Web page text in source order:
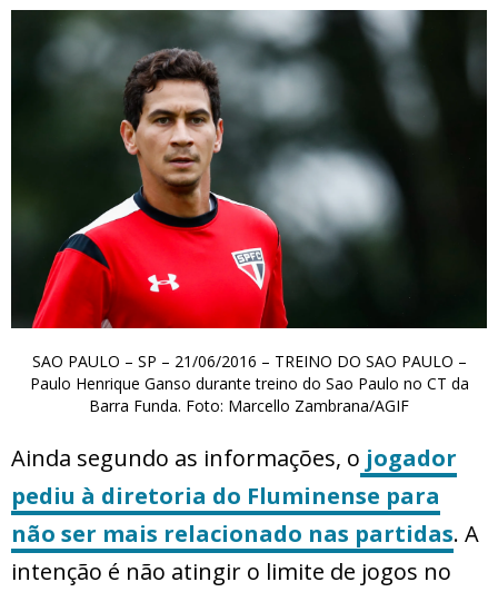
SAO PAULO – SP – 21/06/2016 – TREINO DO SAO PAULO –
Paulo Henrique Ganso durante treino do Sao Paulo no CT da
Barra Funda. Foto: Marcello Zambrana/AGIF
Ainda segundo as informações, o jogador
pediu à diretoria do Fluminense para
não ser mais relacionado nas partidas. A
intenção é não atingir o limite de jogos no